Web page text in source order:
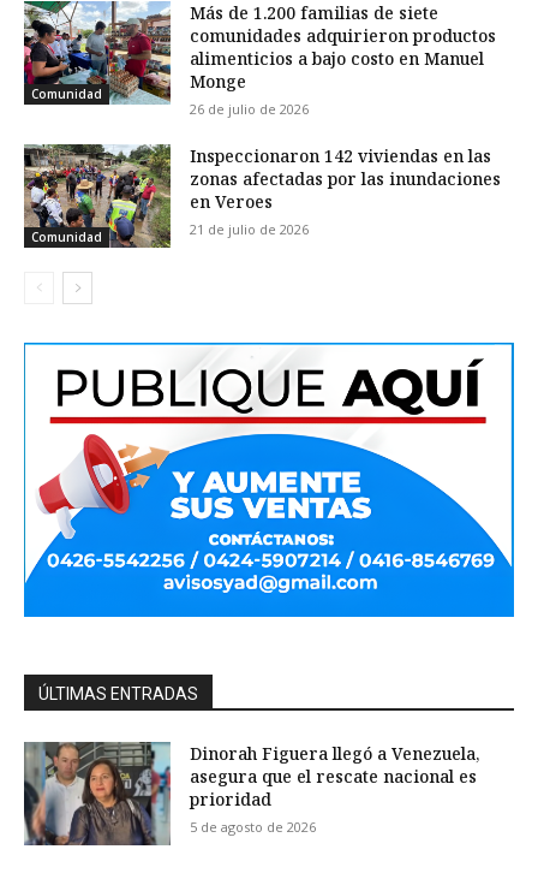
Comunidad
Más de 1.200 familias de siete
comunidades adquirieron productos
alimenticios a bajo costo en Manuel
Monge
26 de julio de 2026
Comunidad
Inspeccionaron 142 viviendas en las
zonas afectadas por las inundaciones
en Veroes
21 de julio de 2026
ÚLTIMAS ENTRADAS
Dinorah Figuera llegó a Venezuela,
asegura que el rescate nacional es
prioridad
5 de agosto de 2026